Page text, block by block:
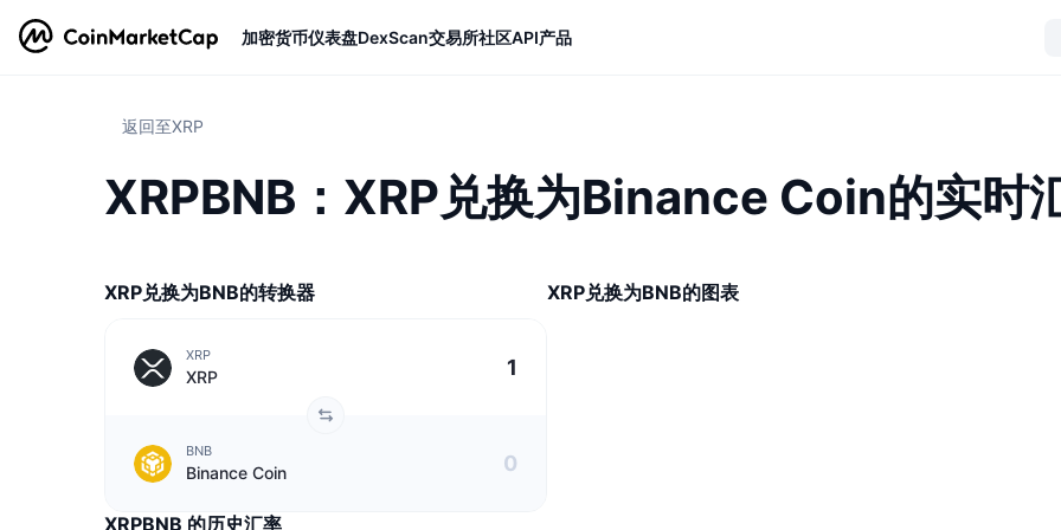
加密货币仪表盘DexScan交易所社区API产品
返回至XRP
XRPBNB：XRP兑换为Binance Coin的实时
XRP兑换为BNB的转换器
XRP
XRP
BNB
Binance Coin
XRPBNB 的历史汇率
XRP兑换为BNB的图表